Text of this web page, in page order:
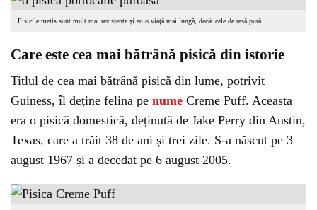
Pisicile metis sunt mult mai rezistente și au o viață mai lungă, decât cele de rasă pură.
Care este cea mai bătrână pisică din istorie
Titlul de cea mai bătrână pisică din lume, potrivit
Guiness, îl deține felina pe nume Creme Puff. Aceasta
era o pisică domestică, deținută de Jake Perry din Austin,
Texas, care a trăit 38 de ani și trei zile. S-a născut pe 3
august 1967 și a decedat pe 6 august 2005.